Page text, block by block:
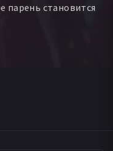
парень становится